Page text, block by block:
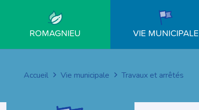
ROMAGNIEU VIE MUNICIPALE
Accueil Vie municipale Travaux et arrêtés